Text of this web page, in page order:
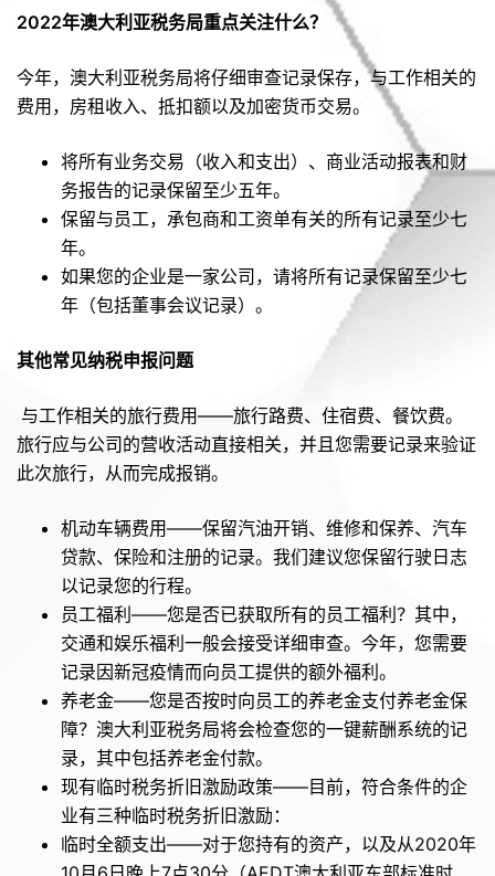
2022年澳大利亚税务局重点关注什么？
今年，澳大利亚税务局将仔细审查记录保存，与工作相关的
费用，房租收入、抵扣额以及加密货币交易。
将所有业务交易（收入和支出）、商业活动报表和财
务报告的记录保留至少五年。
保留与员工，承包商和工资单有关的所有记录至少七
年。
如果您的企业是一家公司，请将所有记录保留至少七
年（包括董事会议记录）。
其他常见纳税申报问题
与工作相关的旅行费用——旅行路费、住宿费、餐饮费。
旅行应与公司的营收活动直接相关，并且您需要记录来验证
此次旅行，从而完成报销。
机动车辆费用——保留汽油开销、维修和保养、汽车
贷款、保险和注册的记录。我们建议您保留行驶日志
以记录您的行程。
员工福利——您是否已获取所有的员工福利？其中，
交通和娱乐福利一般会接受详细审查。今年，您需要
记录因新冠疫情而向员工提供的额外福利。
养老金——您是否按时向员工的养老金支付养老金保
障？澳大利亚税务局将会检查您的一键薪酬系统的记
录，其中包括养老金付款。
现有临时税务折旧激励政策——目前，符合条件的企
业有三种临时税务折旧激励：
临时全额支出——对于您持有的资产，以及从2020年